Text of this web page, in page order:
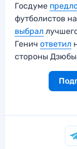
Госдуме
футболистов
выбрал
Генич ответил
стороны